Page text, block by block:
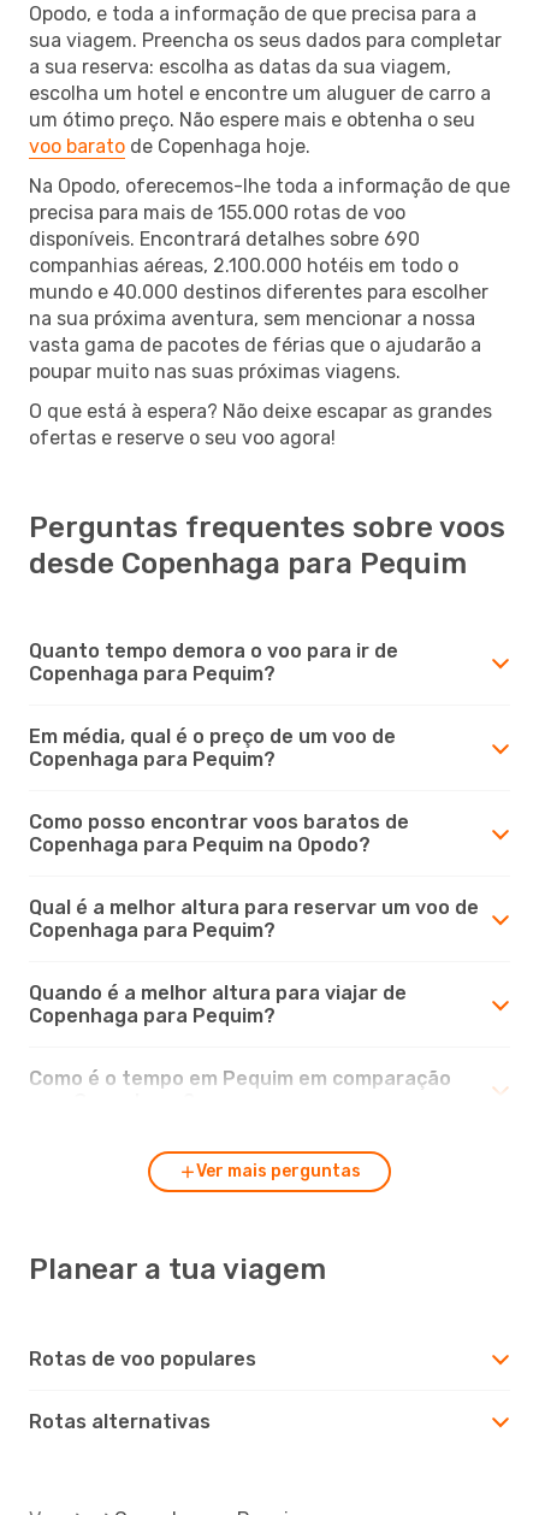
Opodo, e toda a informação de que precisa para a
sua viagem. Preencha os seus dados para completar
a sua reserva: escolha as datas da sua viagem,
escolha um hotel e encontre um aluguer de carro a
um ótimo preço. Não espere mais e obtenha o seu
voo barato de Copenhaga hoje.
Na Opodo, oferecemos-lhe toda a informação de que
precisa para mais de 155.000 rotas de voo
disponíveis. Encontrará detalhes sobre 690
companhias aéreas, 2.100.000 hotéis em todo o
mundo e 40.000 destinos diferentes para escolher
na sua próxima aventura, sem mencionar a nossa
vasta gama de pacotes de férias que o ajudarão a
poupar muito nas suas próximas viagens.
O que está à espera? Não deixe escapar as grandes
ofertas e reserve o seu voo agora!
Perguntas frequentes sobre voos
desde Copenhaga para Pequim
Quanto tempo demora o voo para ir de
Copenhaga para Pequim?
Em média, qual é o preço de um voo de
Copenhaga para Pequim?
Como posso encontrar voos baratos de
Copenhaga para Pequim na Opodo?
Qual é a melhor altura para reservar um voo de
Copenhaga para Pequim?
Quando é a melhor altura para viajar de
Copenhaga para Pequim?
Como é o tempo em Pequim em comparação
Ver mais perguntas
Planear a tua viagem
Rotas de voo populares
Rotas alternativas